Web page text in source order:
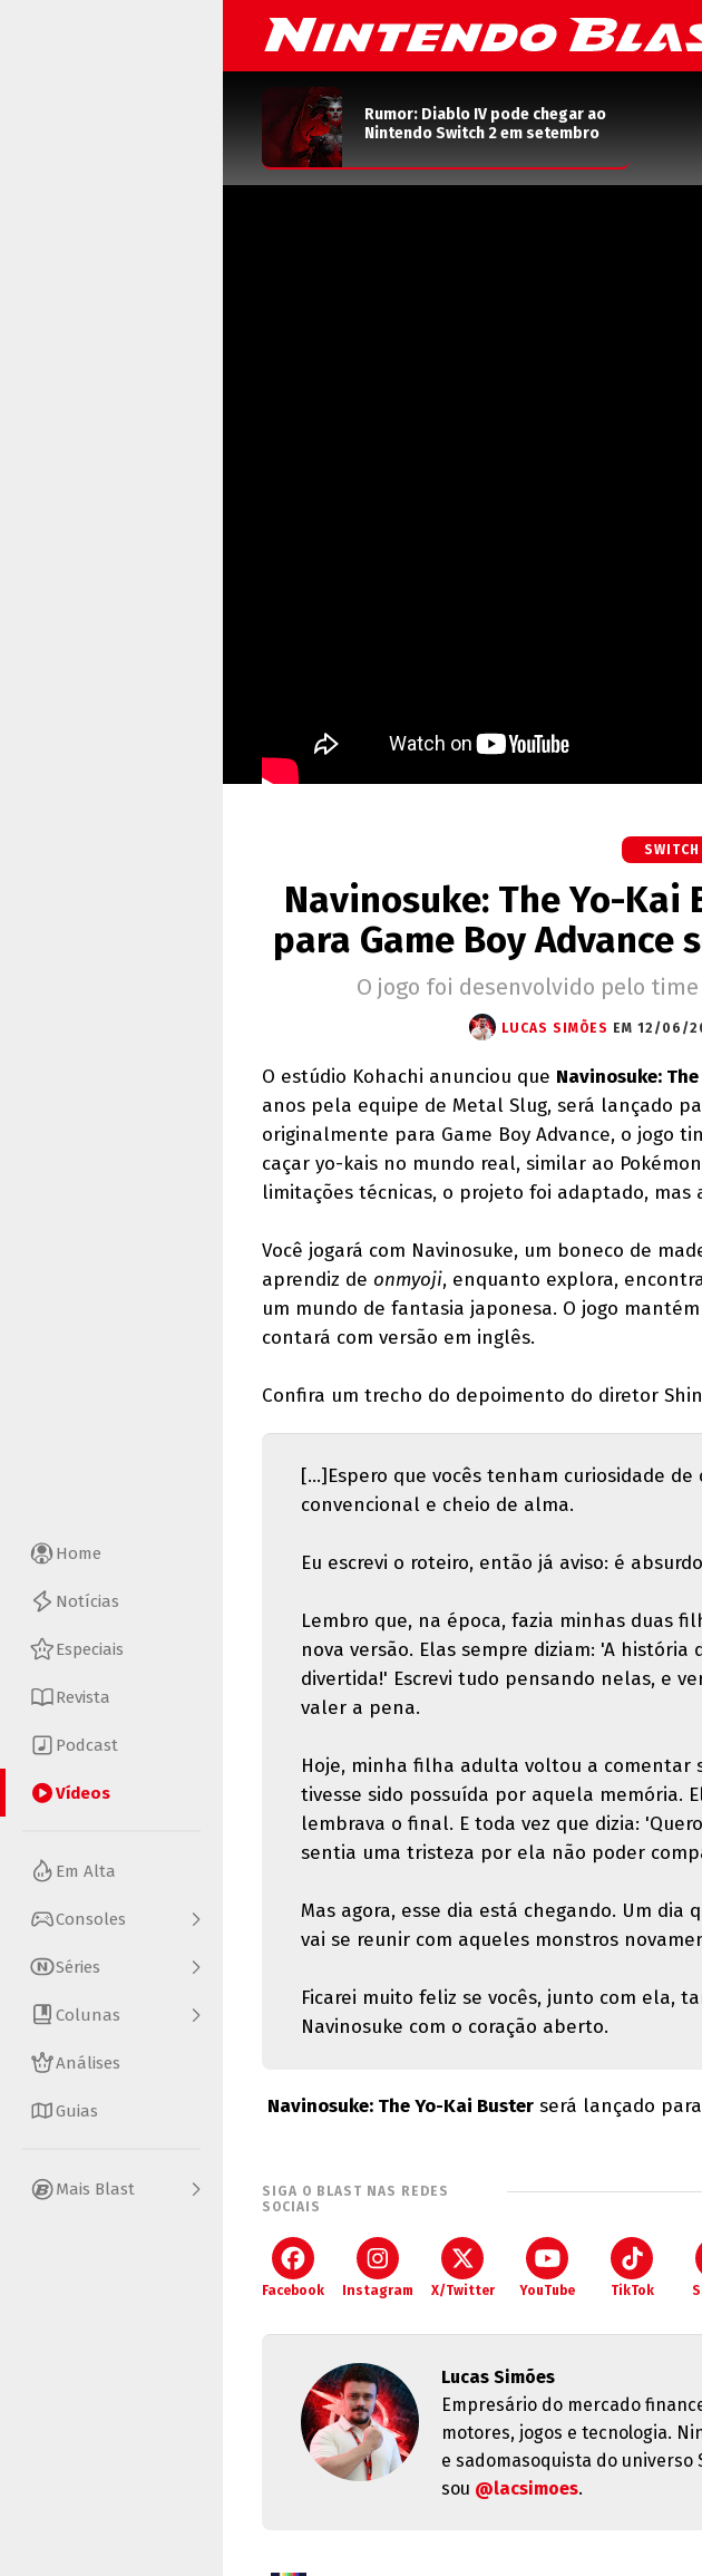
Home
Notícias
Especiais
Revista
Podcast
Vídeos
Em Alta
Consoles
Séries
Colunas
Análises
Guias
Mais Blast
Rumor: Diablo IV pode chegar ao
Nintendo Switch 2 em setembro
SWITCH
Navinosuke: The Yo-Kai
para Game Boy Advance
O jogo foi desenvolvido pelo
LUCAS SIMÕES EM 12/06/
O estúdio Kohachi anunciou que Navinosuke:
anos pela equipe de Metal Slug, será lançado
originalmente para Game Boy Advance, o jogo
caçar yo-kais no mundo real, similar ao
limitações técnicas, o projeto foi adaptado,
Você jogará com Navinosuke, um boneco de
aprendiz de onmyoji, enquanto explora,
um mundo de fantasia japonesa. O jogo
contará com versão em inglês.
Confira um trecho do depoimento do diretor
[...]Espero que vocês tenham curiosidade
convencional e cheio de alma.
Eu escrevi o roteiro, então já aviso: é
Lembro que, na época, fazia minhas duas
nova versão. Elas sempre diziam: 'A
divertida!' Escrevi tudo pensando nelas, e
valer a pena.
Hoje, minha filha adulta voltou a comentar
tivesse sido possuída por aquela memória.
lembrava o final. E toda vez que dizia:
sentia uma tristeza por ela não poder
Mas agora, esse dia está chegando. Um
vai se reunir com aqueles monstros
Ficarei muito feliz se vocês, junto com ela,
Navinosuke com o coração aberto.
Navinosuke: The Yo-Kai Buster será lançado
SIGA O BLAST NAS REDES
SOCIAIS
Facebook Instagram X/Twitter YouTube TikTok
Lucas Simões
Empresário do mercado
motores, jogos e tecnologia.
e sadomasoquista do universo
sou @lacsimoes.